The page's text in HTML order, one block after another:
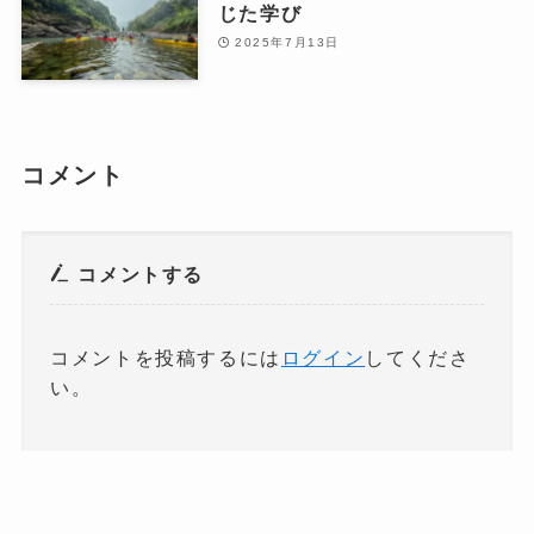
じた学び
2025年7月13日
コメント
コメントする
コメントを投稿するには ログイン してくださ
い。